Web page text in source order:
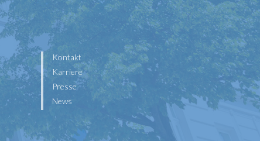
Kontakt
Karriere
Presse
News